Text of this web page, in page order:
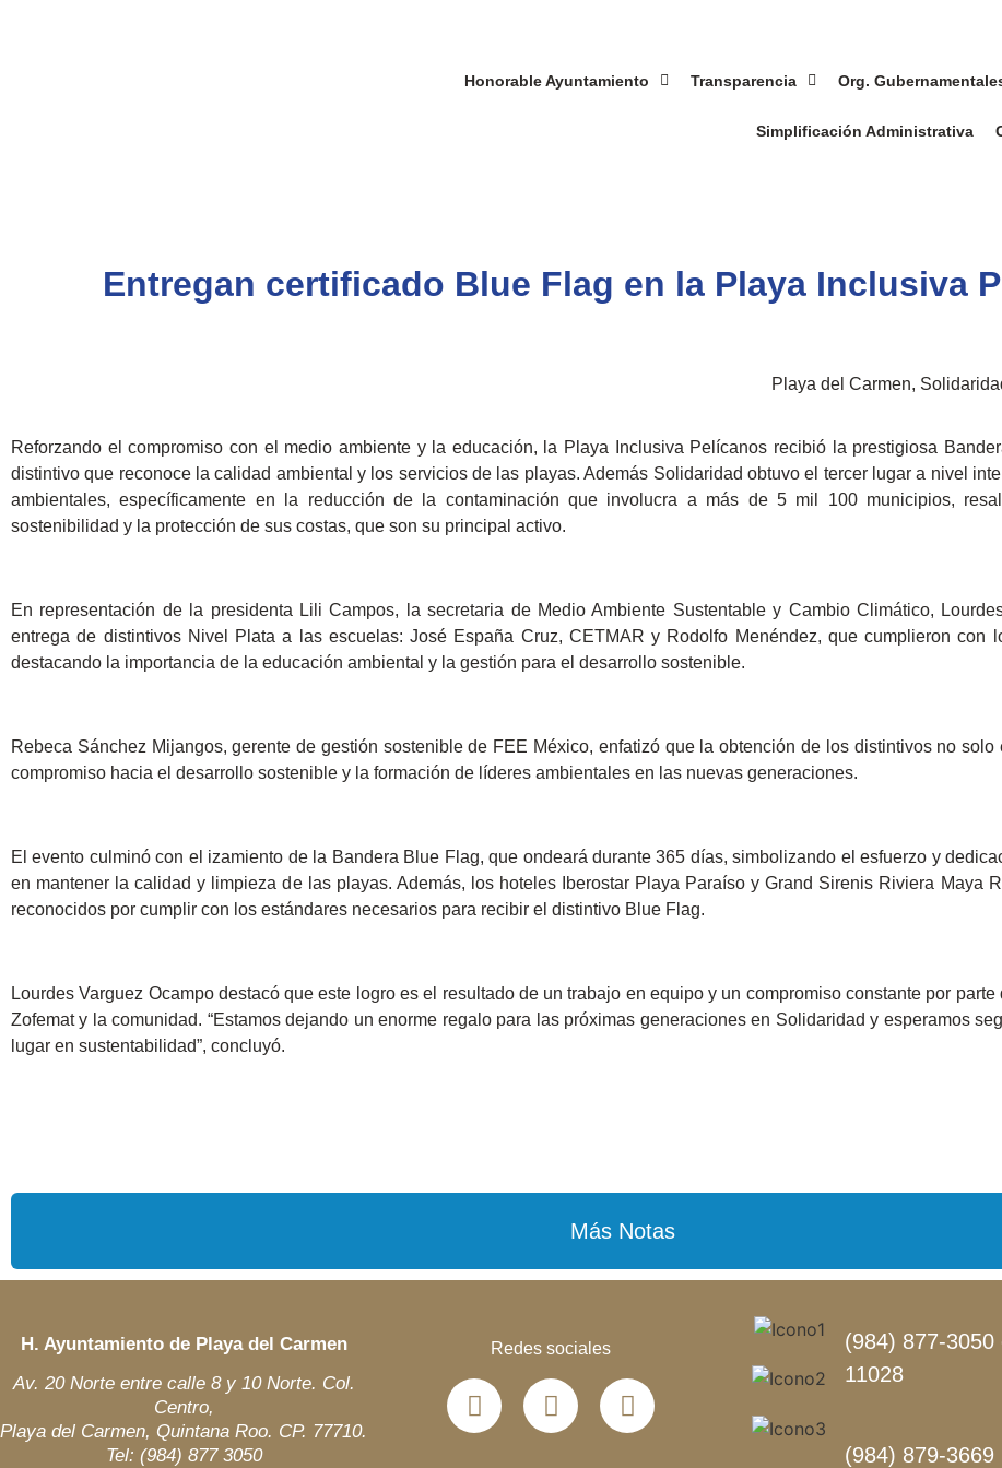
Honorable Ayuntamiento Transparencia Org.
Simplificación Administrativa
Entregan certificado Blue Flag en la Playa Inclusiva
Playa del Carmen,
Reforzando el compromiso con el medio ambiente y la educación, la Playa Inclusiva Pelícanos recibió la prestigiosa
distintivo que reconoce la calidad ambiental y los servicios de las playas. Además Solidaridad obtuvo el tercer lugar a nivel
ambientales, específicamente en la reducción de la contaminación que involucra a más de 5 mil 100 municipios,
sostenibilidad y la protección de sus costas, que son su principal activo.
En representación de la presidenta Lili Campos, la secretaria de Medio Ambiente Sustentable y Cambio Climático,
entrega de distintivos Nivel Plata a las escuelas: José España Cruz, CETMAR y Rodolfo Menéndez, que cumplieron con
destacando la importancia de la educación ambiental y la gestión para el desarrollo sostenible.
Rebeca Sánchez Mijangos, gerente de gestión sostenible de FEE México, enfatizó que la obtención de los distintivos no
compromiso hacia el desarrollo sostenible y la formación de líderes ambientales en las nuevas generaciones.
El evento culminó con el izamiento de la Bandera Blue Flag, que ondeará durante 365 días, simbolizando el esfuerzo y
en mantener la calidad y limpieza de las playas. Además, los hoteles Iberostar Playa Paraíso y Grand Sirenis Riviera Maya
reconocidos por cumplir con los estándares necesarios para recibir el distintivo Blue Flag.
Lourdes Varguez Ocampo destacó que este logro es el resultado de un trabajo en equipo y un compromiso constante por
Zofemat y la comunidad. “Estamos dejando un enorme regalo para las próximas generaciones en Solidaridad y esperamos
lugar en sustentabilidad”, concluyó.
Más Notas
H. Ayuntamiento de Playa del Carmen
Av. 20 Norte entre calle 8 y 10 Norte. Col.
Centro,
Playa del Carmen, Quintana Roo. CP. 77710.
Tel: (984) 877 3050
Redes sociales
(984) 877-3050
11028
(984) 879-3669